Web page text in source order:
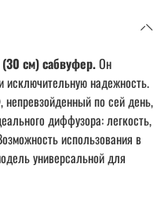
см) сабвуфер.Он
исключительную надежность.
по сей день,
диффузора: легкость,
использования в
универсальной для